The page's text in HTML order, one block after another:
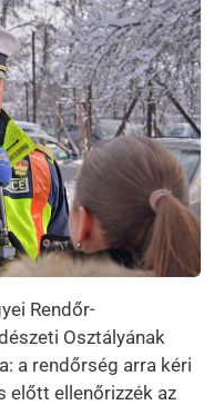
Rendőr-
Osztályának
a rendőrség arra kéri
előtt ellenőrizzék az